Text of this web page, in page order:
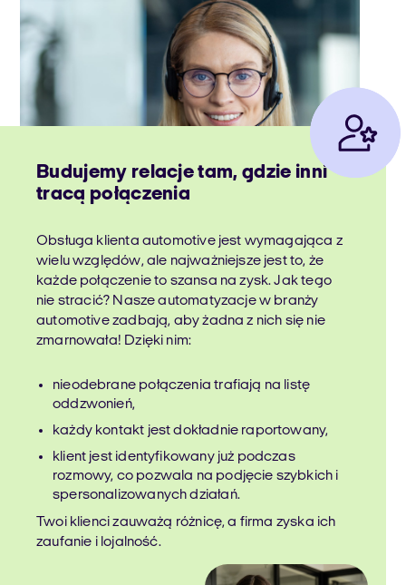
Budujemy relacje tam, gdzie inni
tracą połączenia
Obsługa klienta automotive jest wymagająca z
wielu względów, ale najważniejsze jest to, że
każde połączenie to szansa na zysk. Jak tego
nie stracić? Nasze automatyzacje w branży
automotive zadbają, aby żadna z nich się nie
zmarnowała! Dzięki nim:
nieodebrane połączenia trafiają na listę
oddzwonień,
każdy kontakt jest dokładnie raportowany,
klient jest identyfikowany już podczas
rozmowy, co pozwala na podjęcie szybkich i
spersonalizowanych działań.
Twoi klienci zauważą różnicę, a firma zyska ich
zaufanie i lojalność.